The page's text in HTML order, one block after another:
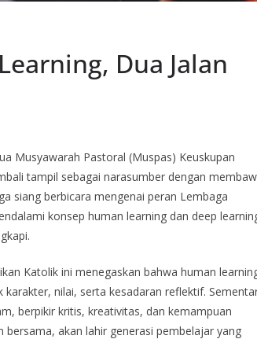
Dua Jalan
Musyawarah Pastoral (Muspas) Keuskupan
tampil sebagai narasumber dengan
siang berbicara mengenai peran Lembaga
konsep human learning dan deep
Katolik ini menegaskan bahwa human
nilai, serta kesadaran reflektif.
berpikir kritis, kreativitas, dan kemampuan
bersama, akan lahir generasi pembelajar yang